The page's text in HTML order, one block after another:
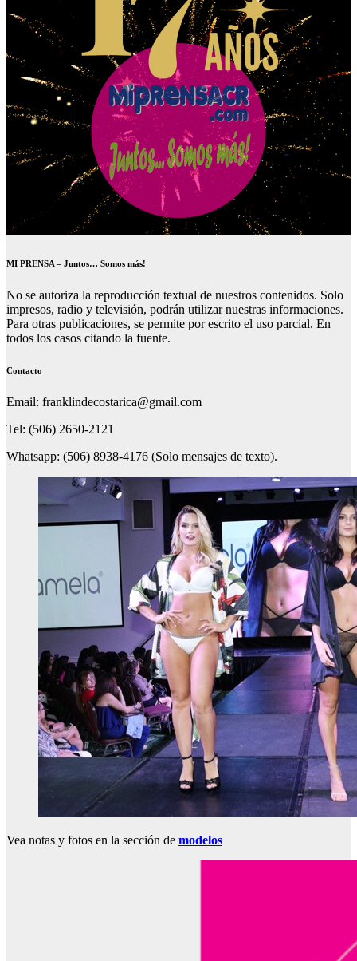
MI PRENSA – Juntos… Somos más!
No se autoriza la reproducción textual de nuestros contenidos. Solo
impresos, radio y televisión, podrán utilizar nuestras informaciones.
Para otras publicaciones, se permite por escrito el uso parcial. En
todos los casos citando la fuente.
Contacto
Email: franklindecostarica@gmail.com
Tel: (506) 2650-2121
Whatsapp: (506) 8938-4176 (Solo mensajes de texto).
Vea notas y fotos en la sección de modelos